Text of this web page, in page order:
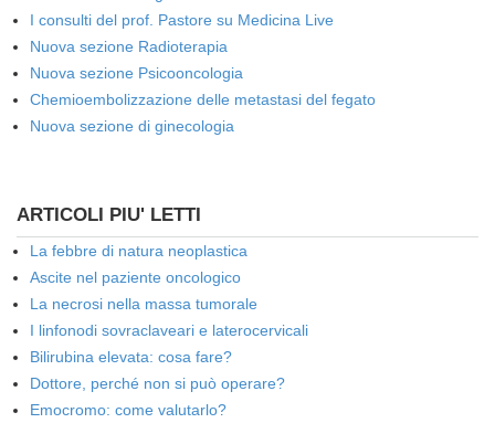
I consulti del prof. Pastore su Medicina Live
Nuova sezione Radioterapia
Nuova sezione Psicooncologia
Chemioembolizzazione delle metastasi del fegato
Nuova sezione di ginecologia
ARTICOLI PIU' LETTI
La febbre di natura neoplastica
Ascite nel paziente oncologico
La necrosi nella massa tumorale
I linfonodi sovraclaveari e laterocervicali
Bilirubina elevata: cosa fare?
Dottore, perché non si può operare?
Emocromo: come valutarlo?